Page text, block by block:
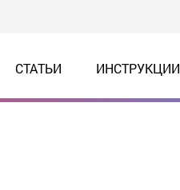
СТАТЬИ ИНСТРУКЦИИ